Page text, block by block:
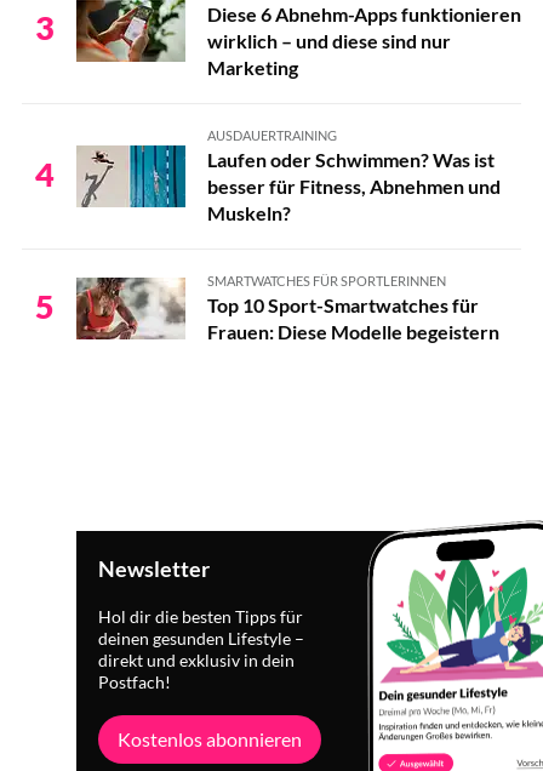
3
Diese 6 Abnehm-Apps funktionieren
wirklich – und diese sind nur
Marketing
4
AUSDAUERTRAINING
Laufen oder Schwimmen? Was ist
besser für Fitness, Abnehmen und
Muskeln?
5
SMARTWATCHES FÜR SPORTLERINNEN
Top 10 Sport-Smartwatches für
Frauen: Diese Modelle begeistern
Newsletter
Hol dir die besten Tipps für
deinen gesunden Lifestyle –
direkt und exklusiv in dein
Postfach!
Kostenlos abonnieren